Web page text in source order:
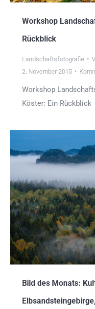
Workshop
Rückblick
Landschaftsfotografie
2. November 2015
Workshop
Köster: Ein Rückblick
Bild des Monats: